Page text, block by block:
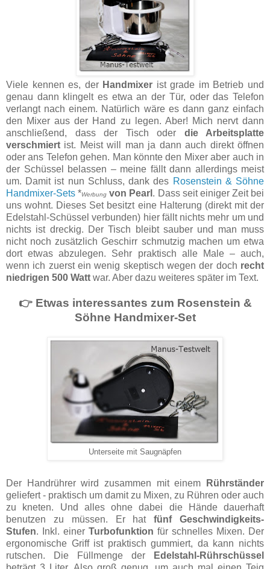
Viele kennen es, der Handmixer ist grade im Betrieb und
genau dann klingelt es etwa an der Tür, oder das Telefon
verlangt nach einem. Natürlich wäre es dann ganz einfach
den Mixer aus der Hand zu legen. Aber! Mich nervt dann
anschließend, dass der Tisch oder die Arbeitsplatte
verschmiert ist. Meist will man ja dann auch direkt öffnen
oder ans Telefon gehen. Man könnte den Mixer aber auch in
der Schüssel belassen – meine fällt dann allerdings meist
um. Damit ist nun Schluss, dank des Rosenstein & Söhne
Handmixer-Sets *Werbung von Pearl . Dass seit einiger Zeit bei
uns wohnt. Dieses Set besitzt eine Halterung (direkt mit der
Edelstahl-Schüssel verbunden) hier fällt nichts mehr um und
nichts ist dreckig. Der Tisch bleibt sauber und man muss
nicht noch zusätzlich Geschirr schmutzig machen um etwa
dort etwas abzulegen. Sehr praktisch alle Male – auch,
wenn ich zuerst ein wenig skeptisch wegen der doch recht
niedrigen 500 Watt war. Aber dazu weiteres später im Text.
👉 Etwas interessantes zum Rosenstein &
Söhne Handmixer-Set
Unterseite mit Saugnäpfen
Der Handrührer wird zusammen mit einem
Rührständer
geliefert - praktisch um damit zu Mixen, zu Rühren oder auch
zu kneten. Und alles ohne dabei die Hände dauerhaft
benutzen zu müssen. Er hatfünf Geschwindigkeits-
Stufen. Inkl. einer Turbofunktion für schnelles Mixen. Der
ergonomische Griff ist praktisch gummiert, da kann nichts
rutschen. Die Füllmenge der
Edelstahl-Rührschüssel